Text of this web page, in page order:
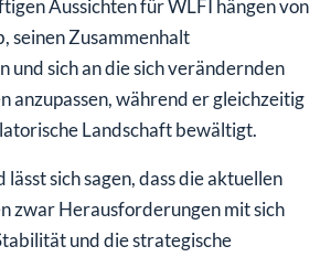
Aussichten für WLFI hängen von
seinen Zusammenhalt
und sich an die sich verändernden
anzupassen, während er gleichzeitig
Landschaft bewältigt.
lässt sich sagen, dass die aktuellen
zwar Herausforderungen mit sich
und die strategische